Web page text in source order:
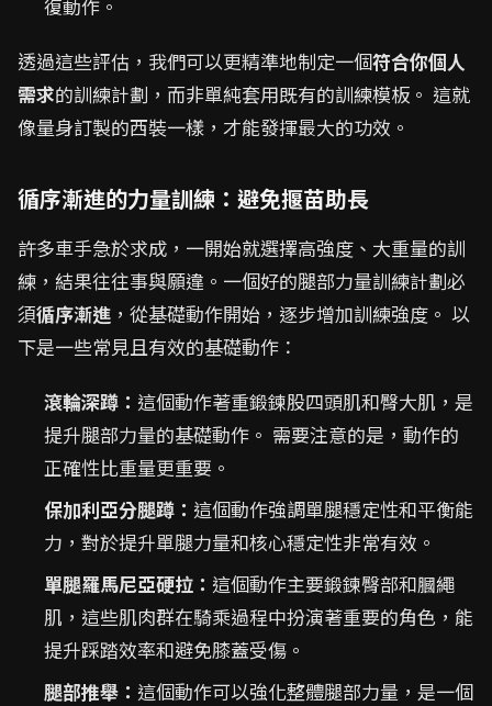
復動作。
透過這些評估，我們可以更精準地制定一個符合你個人
需求的訓練計劃，而非單純套用既有的訓練模板。 這就
像量身訂製的西裝一樣，才能發揮最大的功效。
循序漸進的力量訓練：避免揠苗助長
許多車手急於求成，一開始就選擇高強度、大重量的訓
練，結果往往事與願違。一個好的腿部力量訓練計劃必
須循序漸進 ，從基礎動作開始，逐步增加訓練強度。 以
下是一些常見且有效的基礎動作：
滾輪深蹲： 這個動作著重鍛鍊股四頭肌和臀大肌，是
提升腿部力量的基礎動作。 需要注意的是，動作的
正確性比重量更重要。
保加利亞分腿蹲： 這個動作強調單腿穩定性和平衡能
力，對於提升單腿力量和核心穩定性非常有效。
單腿羅馬尼亞硬拉： 這個動作主要鍛鍊臀部和膕繩
肌，這些肌肉群在騎乘過程中扮演著重要的角色，能
提升踩踏效率和避免膝蓋受傷。
腿部推舉： 這個動作可以強化整體腿部力量，是一個